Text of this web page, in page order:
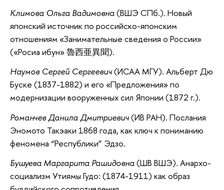
Климова Ольга Вадимовна(ВШЭ СПб.). Новый
японский источник по российско-японским
отношениям «Занимательные сведения о России»
(«Росиа ибун» 魯西亜異聞).
Наумов Сергей Сергеевич(ИСАА МГУ). Альберт Дю
Буске (1837-1882) и его «Предложения» по
модернизации вооруженных сил Японии (1872 г.).
Романчев Данила Дмитриевич(ИВ РАН). Послания
Эномото Такэаки 1868 года, как ключ к пониманию
феномена “Республики” Эдзо.
Бушуева Маргарита Рашидовна(ШВ ВШЭ). Анархо-
социализм Утиямы Гудо: (1874-1911) как образ